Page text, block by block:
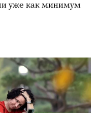
уже как минимум